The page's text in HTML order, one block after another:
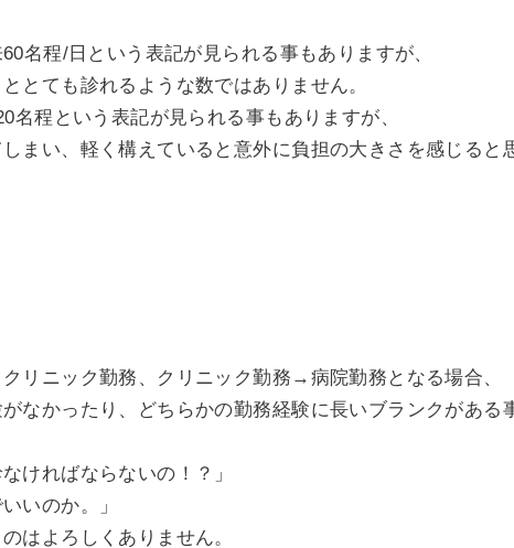
名程/日という表記が見られる事もありますが、
とても診れるような数ではありません。
名程という表記が見られる事もありますが、
まい、軽く構えていると意外に負担の大きさを感じると
リニック勤務、クリニック勤務→病院勤務となる場合、
なかったり、どちらかの勤務経験に長いブランクがある
ければならないの！？」
いのか。」
はよろしくありません。